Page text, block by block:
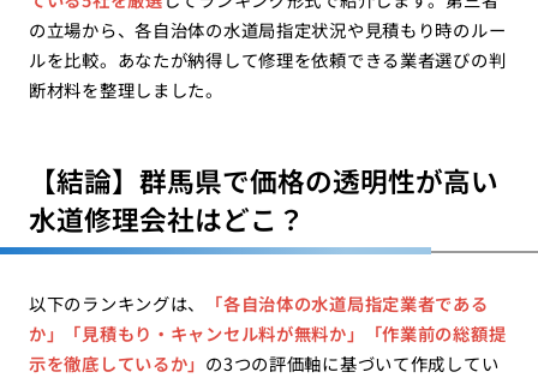
の立場から、各自治体の水道局指定状況や見積もり時のルー
ルを比較。あなたが納得して修理を依頼できる業者選びの判
断材料を整理しました。
【結論】群馬県で価格の透明性が高い
水道修理会社はどこ？
以下のランキングは、
「各自治体の水道局指定業者である
か」「見積もり・キャンセル料が無料か」「作業前の総額提
示を徹底しているか」 の3つの評価軸に基づいて作成してい